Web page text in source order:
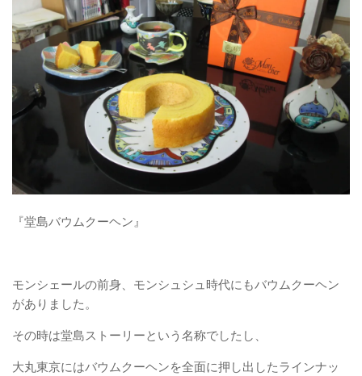
和菓子
自作
お問い合わせフォーム
『堂島バウムクーヘン』
モンシェールの前身、モンシュシュ時代にもバウムクーヘン
がありました。
その時は堂島ストーリーという名称でしたし、
大丸東京にはバウムクーヘンを全面に押し出したラインナッ